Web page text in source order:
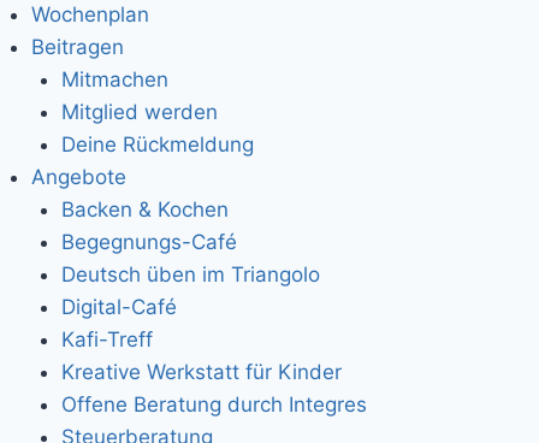
Wochenplan
Beitragen
Mitmachen
Mitglied werden
Deine Rückmeldung
Angebote
Backen & Kochen
Begegnungs-Café
Deutsch üben im Triangolo
Digital-Café
Kafi-Treff
Kreative Werkstatt für Kinder
Offene Beratung durch Integres
Steuerberatung